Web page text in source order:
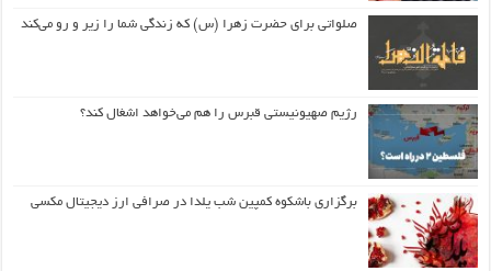
صلواتی برای حضرت زهرا (س) که زندگی شما را زیر و رو می‌کند
رژیم صهیونیستی قبرس را هم می‌خواهد اشغال کند؟
برگزاری باشکوه کمپین شب یلدا در صرافی ارز دیجیتال مکسی